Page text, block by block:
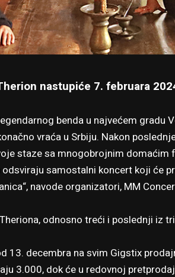
nastupiće 7. februara
benda u najvećem gradu
vraća u Srbiju. Nakon
staze sa mnogobrojnim domaćim
samostalni koncert koji će
navode organizatori, MM
odnosno treći i poslednji iz
13. decembra na svim Gigstix
3.000, dok će u redovnoj